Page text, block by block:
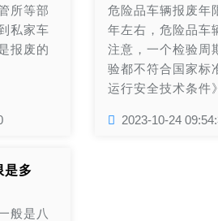
所等部
私家车
报废的
危险品车辆报废年
年左右，危险品车
注意，一个检验周
验都不符合国家标
运行安全技术条件
证，通知机动车所
2023-10-24
是多
般是八